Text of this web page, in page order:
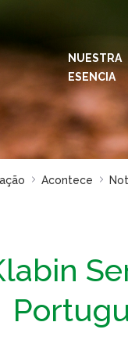
NUESTRA
ESENCIA
Acontece